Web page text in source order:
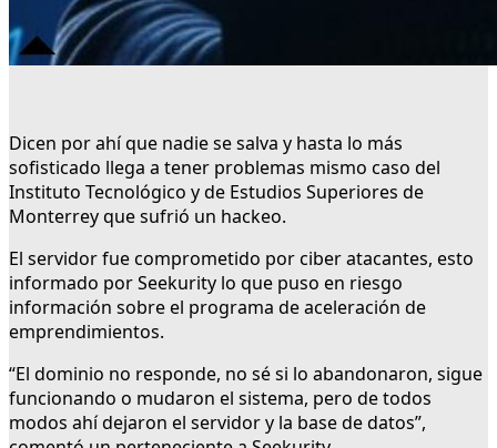
Dicen por ahí que nadie se salva y hasta lo más
sofisticado llega a tener problemas mismo caso del
Instituto Tecnológico y de Estudios Superiores de
Monterrey que sufrió un hackeo.
El servidor fue comprometido por ciber atacantes, esto
informado por Seekurity lo que puso en riesgo
información sobre el programa de aceleración de
emprendimientos.
“El dominio no responde, no sé si lo abandonaron, sigue
funcionando o mudaron el sistema, pero de todos
modos ahí dejaron el servidor y la base de datos”,